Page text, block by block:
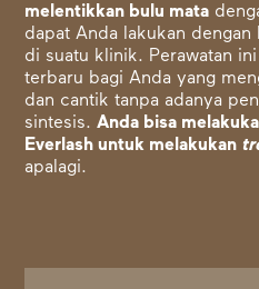
melentikkan bulu mata
dapat Anda lakukan dengan
di suatu klinik. Perawatan
terbaru bagi Anda yang
dan cantik tanpa adanya
sintesis.Anda bisa
Everlash untuk melakukan
apalagi.